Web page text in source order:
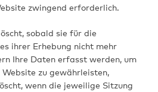
zwingend erforderlich.
sobald sie für die
ihrer Erhebung nicht mehr
Ihre Daten erfasst werden, um
zu gewährleisten,
wenn die jeweilige Sitzung